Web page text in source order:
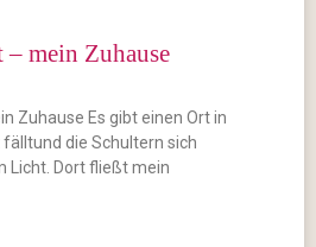
mein Zuhause
Zuhause Es gibt einen Ort in
die Schultern sich
Licht. Dort fließt mein